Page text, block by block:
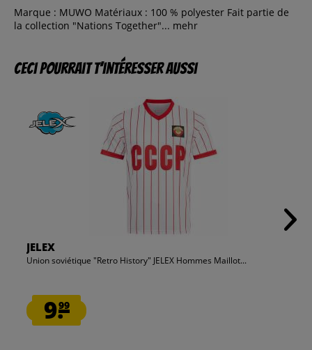
Marque : MUWO Matériaux : 100 % polyester Fait partie de
la collection "Nations Together"... mehr
Ceci pourrait t’intéresser aussi
JELEX
Union soviétique "Retro History" JELEX Hommes Maillot...
9.99